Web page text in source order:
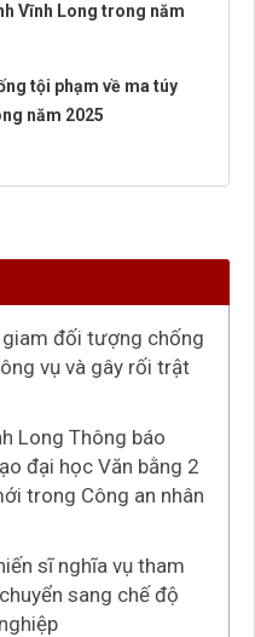
Vĩnh Long trong năm
tội phạm về ma túy
năm 2025
đối tượng chống
vụ và gây rối trật
Long Thông báo
đại học Văn bằng 2
trong Công an nhân
sĩ nghĩa vụ tham
sang chế độ